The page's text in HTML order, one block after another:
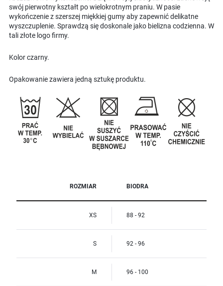
swój pierwotny kształt po wielokrotnym praniu. W pasie
wykończenie z szerszej miękkiej gumy aby zapewnić delikatne
wyszczuplenie. Sprawdzą się doskonale jako bielizna codzienna. W
tali złote logo firmy.
Kolor czarny.
Opakowanie zawiera jedną sztukę produktu.
ROZMIAR BIODRA
XS 88 - 92
S 92 - 96
M 96 - 100